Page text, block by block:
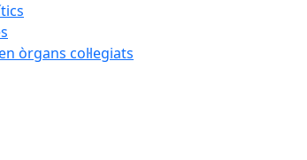
òrgans col·legiats